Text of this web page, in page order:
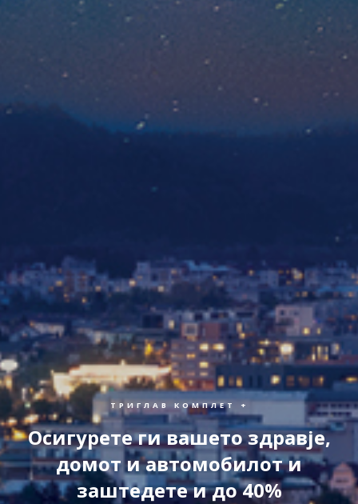
ТРИГЛАВ КОМПЛЕТ +
Осигурете ги вашето здравје,
домот и автомобилот и
заштедете и до 40%